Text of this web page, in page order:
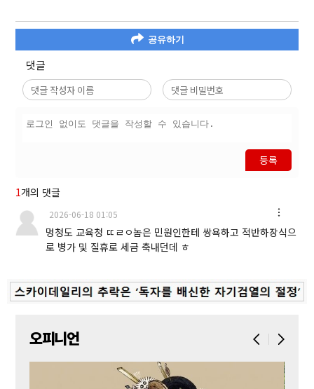
공유하기
댓글
등록
1개의 댓글
2026-06-18 01:05
멍청도 교육청 ㄸㄹㅇ놈은 민원인한테 쌍욕하고 적반하장식으
로 병가 및 질휴로 세금 축내던데 ㅎ
오피니언